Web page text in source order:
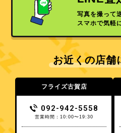
写真を撮って
スマホで気軽
お近くの店舗
フライズ古賀店
092-942-5558
営業時間：10:00〜19:30